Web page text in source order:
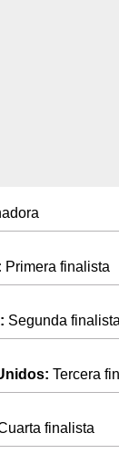
Primera finalista
Segunda finalista
Tercera
finalista